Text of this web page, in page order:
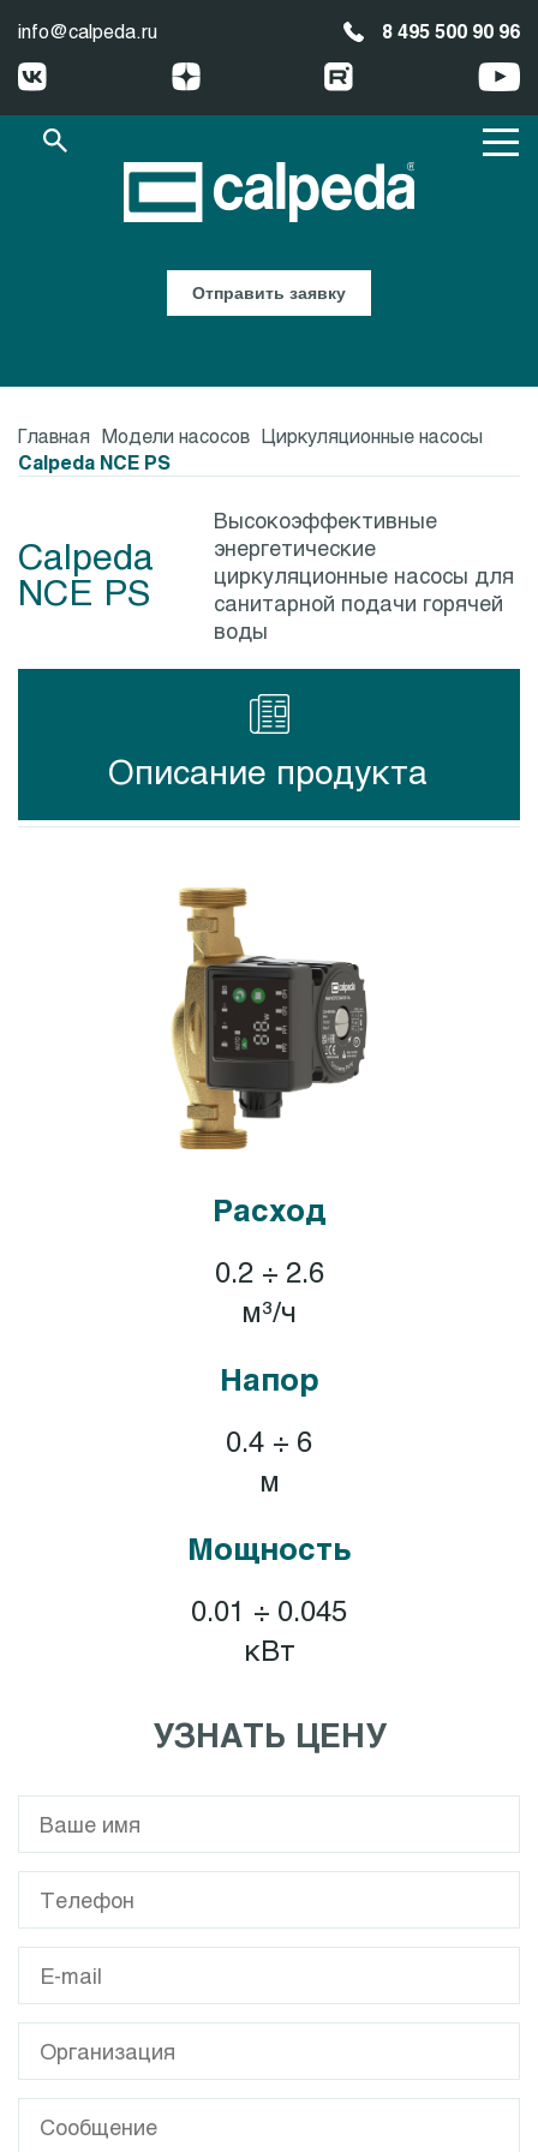
info@calpeda.ru 8 495 500 90 96
Отправить заявку
Главная Модели насосов Циркуляционные насосы
Calpeda NCE PS
Calpeda
NCE PS
Высокоэффективные
энергетические
циркуляционные насосы для
санитарной подачи горячей
воды
Описание продукта
Расход
0.2 ÷ 2.6
м³/ч
Напор
0.4 ÷ 6
м
Мощность
0.01 ÷ 0.045
кВт
УЗНАТЬ ЦЕНУ